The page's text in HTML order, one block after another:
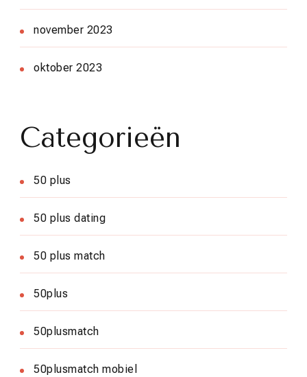
november 2023
oktober 2023
Categorieën
50 plus
50 plus dating
50 plus match
50plus
50plusmatch
50plusmatch mobiel